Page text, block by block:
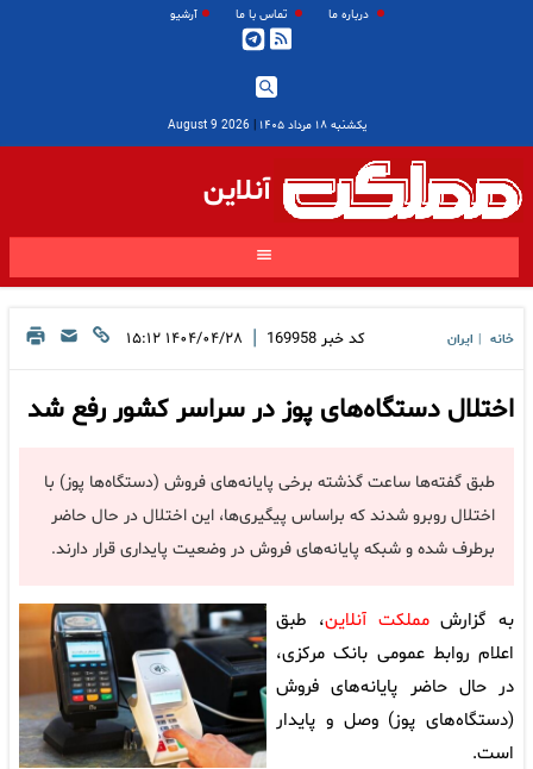
درباره ما تماس با ما آرشیو
یکشنبه ۱۸ مرداد ۱۴۰۵ |
2026 August 9
آنلاین
خانه ایران کد خبر 169958
| ۱۴۰۴/۰۴/۲۸ ۱۵:۱۲
اختلال دستگاه‌های پوز در سراسر کشور رفع شد
طبق گفته‌ها ساعت گذشته برخی پایانه‌های فروش (دستگاه‌ها پوز) با
اختلال روبرو شدند که براساس پیگیری‌ها، این اختلال در حال حاضر
برطرف شده و شبکه پایانه‌های فروش در وضعیت پایداری قرار دارند.
به گزارشمملکت آنلاین، طبق
اعلام روابط عمومی بانک مرکزی،
در حال حاضر پایانه‌های فروش
(دستگاه‌های پوز) وصل و پایدار
است.